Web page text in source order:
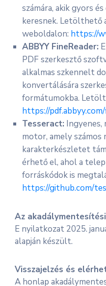
számára, akik gyors
keresnek. Letölthető
weboldalon: https://
ABBYY FineReader:
PDF szerkesztő
alkalmas szkennelt
konvertálására
formátumokba.
https://
Tesseract:
motor, amely számos
karakterkészletet
érhető el, ahol a
forráskódok is
https://github.com/
Az
E nyilatkozat 2025.
alapján készült.
Visszajelzés és
A honlap